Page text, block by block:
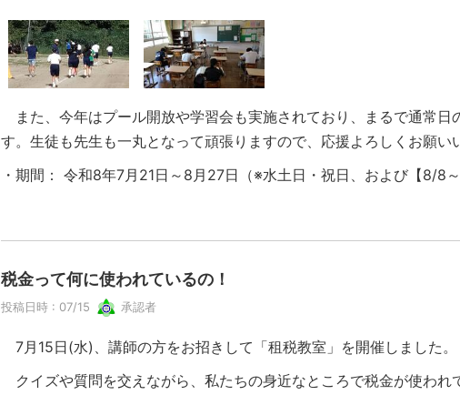
また、今年はプール開放や学習会も実施されており、まるで通常日
す。生徒も先生も一丸となって頑張りますので、応援よろしくお願い
・期間： 令和8年7月21日～8月27日（※水土日・祝日、および【8/8
税金って何に使われているの！
投稿日時 : 07/15 承認者
7月15日(水)、講師の方をお招きして「租税教室」を開催しました。
クイズや質問を交えながら、私たちの身近なところで税金が使われ